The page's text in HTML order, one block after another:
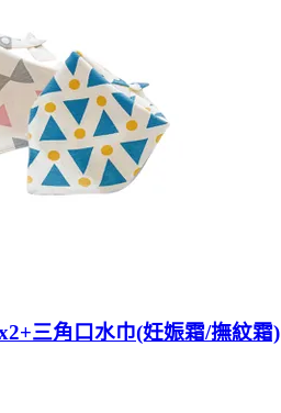
三角口水巾(妊娠霜/撫紋霜)